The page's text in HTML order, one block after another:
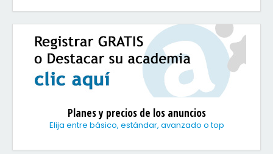
Planes y precios de los anuncios
Elija entre básico, estándar, avanzado o top